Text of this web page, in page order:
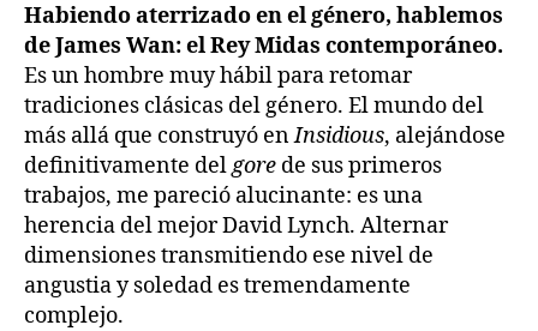
Habiendo aterrizado en el género, hablemos
de James Wan: el Rey Midas contemporáneo.
Es un hombre muy hábil para retomar
tradiciones clásicas del género. El mundo del
más allá que construyó enInsidious, alejándose
definitivamente delgore de sus primeros
trabajos, me pareció alucinante: es una
herencia del mejor David Lynch. Alternar
dimensiones transmitiendo ese nivel de
angustia y soledad es tremendamente
complejo.